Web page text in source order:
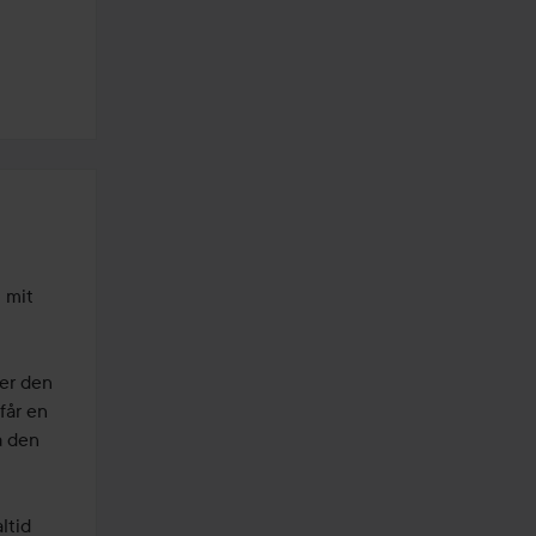
mit
den
en
den